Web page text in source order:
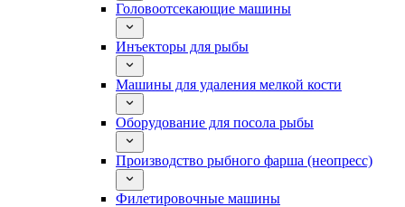
Головоотсекающие машины
Инъекторы для рыбы
Машины для удаления мелкой кости
Оборудование для посола рыбы
Производство рыбного фарша (неопресс)
Филетировочные машины